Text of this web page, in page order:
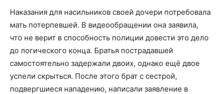
Наказания для насильников своей дочери потребовала
мать потерпевшей. В видеообращении она заявила,
что не верит в способность полиции довести это дело
до логического конца. Братья пострадавшей
самостоятельно задержали двоих, однако ещё двое
успели скрыться. После этого брат с сестрой,
подвергшиеся нападению, написали заявление в